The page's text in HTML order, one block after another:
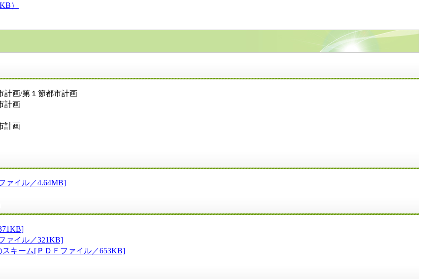
）
計画/第１節都市計画
計画
計画
ァイル／4.64MB]
ァイル／321KB]
キーム[ＰＤＦファイル／653KB]